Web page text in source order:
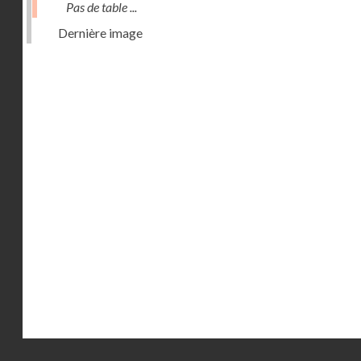
Pas de table ...
Dernière image